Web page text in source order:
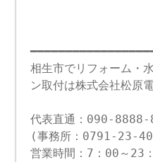
相生市でリフォーム・
ン取付は株式会社松原
代表直通：090-8888-
(事務所：0791-23-
営業時間：7：00～